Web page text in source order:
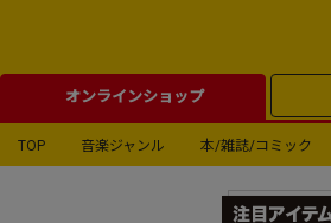
オンラインショップ
TOP 音楽ジャンル 本/雑誌/コミック